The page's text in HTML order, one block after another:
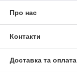
Про нас
Контакти
Доставка та оплата